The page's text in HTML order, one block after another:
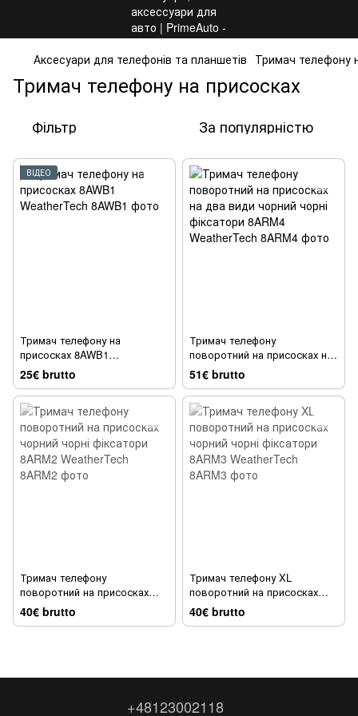
Аксесуари для телефонів та планшетів Тримач телефону
Тримач телефону на присосках
Фільтр За популярністю
ВІДЕО
Тримач телефону на
присосках 8AWB1
WeatherTech
25€ brutto
Тримач телефону
поворотний на присосках на
два види чорний чорні
фіксатори 8ARM4
WeatherTech
51€ brutto
Тримач телефону
поворотний на присосках
чорний чорні фіксатори
8ARM2 WeatherTech
40€ brutto
Тримач телефону XL
поворотний на присосках
чорний чорні фіксатори
8ARM3 WeatherTech
40€ brutto
+48123002118